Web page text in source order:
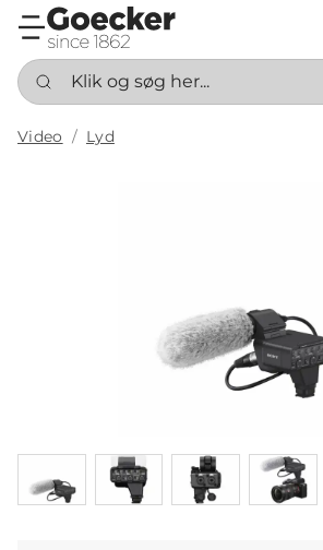
Klik og søg her...
Video Lyd